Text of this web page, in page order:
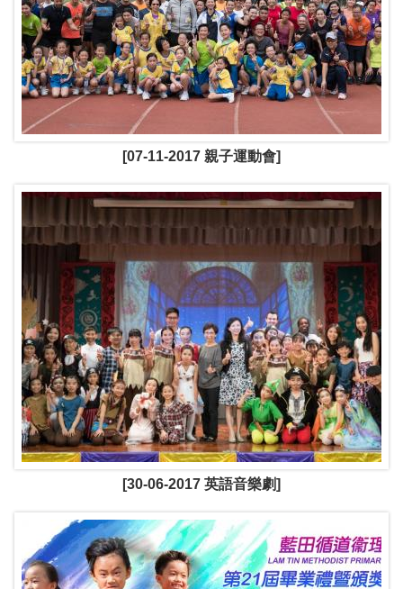
[07-11-2017 親子運動會]
[30-06-2017 英語音樂劇]